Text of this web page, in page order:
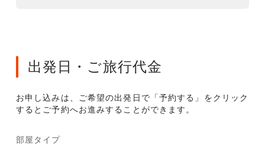
出発日・ご旅行代金
お申し込みは、ご希望の出発日で「予約する」をクリック
するとご予約へお進みすることができます。
部屋タイプ